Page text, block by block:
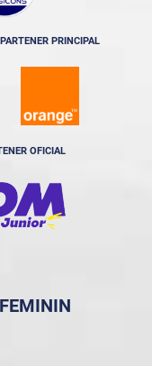
PARTENER PRINCIPAL
OFICIAL